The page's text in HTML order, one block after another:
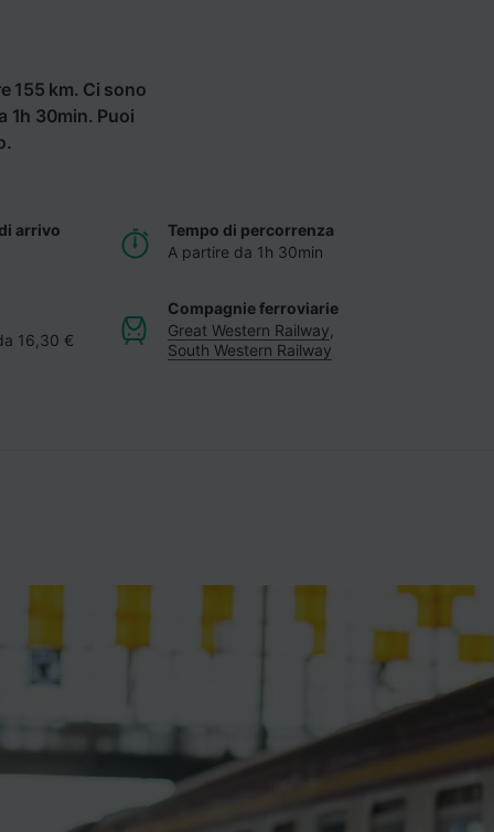
155 km. Ci sono
1h 30min. Puoi
arrivo
Tempo di percorrenza
A partire da 1h 30min
16,30 €
Compagnie ferroviarie
Great Western Railway
South Western Railway